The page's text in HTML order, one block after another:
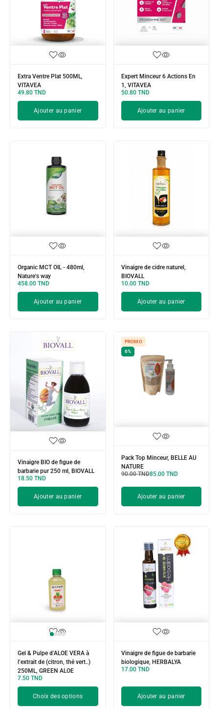
Extra Ventre Plat 500ML,
VITAVEA
49.80 TND
Ajouter au panier
Expert Minceur 6 Actions En
1, VITAVEA
50.80 TND
Ajouter au panier
Organic MCT OIL - 480ml,
Nature's way
458.00 TND
Ajouter au panier
Vinaigre de cidre naturel,
BIOVALL
10.00 TND
Ajouter au panier
Vinaigre BIO de figue de
barbarie pur 250 ml, BIOVALL
18.50 TND
Ajouter au panier
PROMO
6%
Pack Top Minceur, BELLE AU
NATURE
90.00TND85.00 TND
Ajouter au panier
Gel & Pulpe d’ALOE VERA à
l’extrait de (citron, thé vert..)
250ML, GREEN ALOE
7.50 TND
Choix des options
Vinaigre de figue de barbarie
biologique, HERBALYA
17.00 TND
Ajouter au panier